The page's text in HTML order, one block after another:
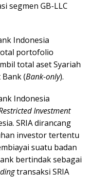
segmen GB-LLC
Indonesia
portofolio
total aset Syariah
Bank (Bank-only).
Indonesia
Investment
SRIA dirancang
investor tertentu
suatu badan
bertindak sebagai
transaksi SRIA